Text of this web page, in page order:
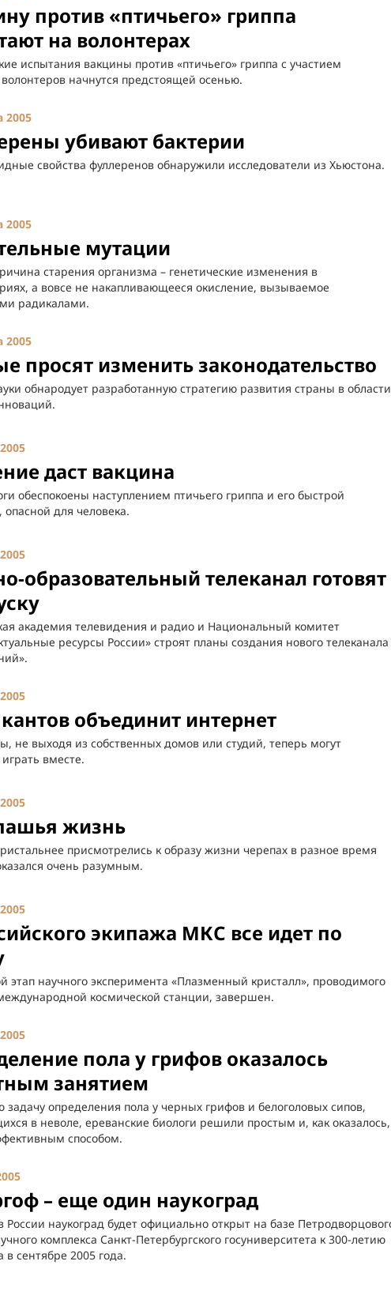
против «птичьего» гриппа
на волонтерах
испытания вакцины против «птичьего» гриппа с участием
начнутся предстоящей осенью.
2005
убивают бактерии
свойства фуллеренов обнаружили исследователи из Хьюстона.
2005
мутации
старения организма – генетические изменения в
а вовсе не накапливающееся окисление, вызываемое
радикалами.
2005
просят изменить законодательство
обнародует разработанную стратегию развития страны в области
даст вакцина
обеспокоены наступлением птичьего гриппа и его быстрой
опасной для человека.
образовательный телеканал готовят
академия телевидения и радио и Национальный комитет
ресурсы России» строят планы создания нового телеканала
объединит интернет
не выходя из собственных домов или студий, теперь могут
вместе.
жизнь
присмотрелись к образу жизни черепах в разное время
очень разумным.
экипажа МКС все идет по
этап научного эксперимента «Плазменный кристалл», проводимого
космической станции, завершен.
пола у грифов оказалось
занятием
задачу определения пола у черных грифов и белоголовых сипов,
в неволе, ереванские биологи решили простым и, как оказалось,
способом.
– еще один наукоград
России наукоград будет официально открыт на базе
комплекса Санкт-Петербургского госуниверситета к 300-летию
в сентябре 2005 года.